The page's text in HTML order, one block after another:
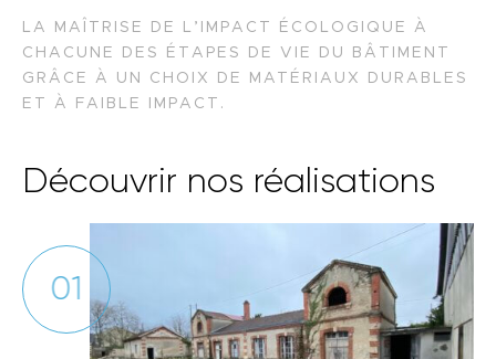
LA MAÎTRISE DE L’IMPACT ÉCOLOGIQUE À
CHACUNE DES ÉTAPES DE VIE DU BÂTIMENT
GRÂCE À UN CHOIX DE MATÉRIAUX DURABLES
ET À FAIBLE IMPACT.
Découvrir nos réalisations
01